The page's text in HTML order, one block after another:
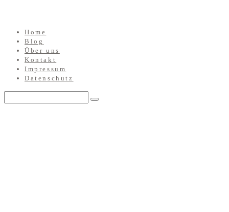
Home
Blog
Über uns
Kontakt
Impressum
Datenschutz